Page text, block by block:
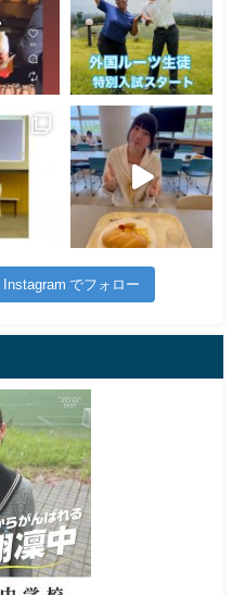
Instagram でフォロー